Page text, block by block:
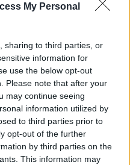
My Personal
sharing to third parties, or
information for
use the below opt-out
Please note that after your
may continue seeing
information utilized by
to third parties prior to
opt-out of the further
by third parties on the
This information may
nam się to
prze Bułhakowa
instynkty? Czy
przyznaliśmy
życiu?
z nas musi
Jednak ogólne
na niekorzyść